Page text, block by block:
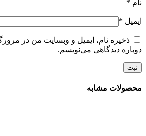
نام *
ایمیل *
ذخیره نام، ایمیل و وبسایت من در
دوباره دیدگاهی می‌نویسم.
محصولات مشابه